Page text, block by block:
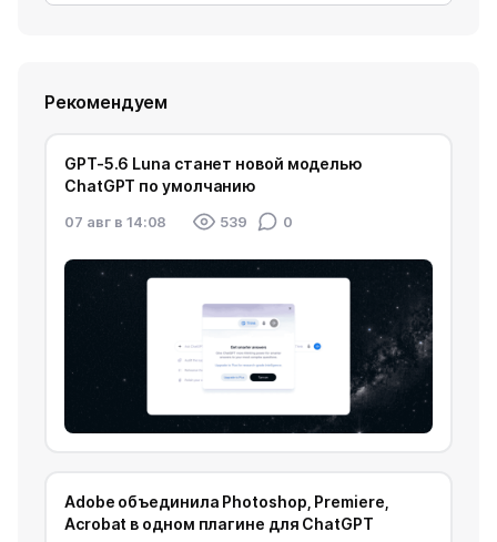
Рекомендуем
GPT-5.6 Luna станет новой моделью
ChatGPT по умолчанию
07 авг в 14:08 539 0
Adobe объединила Photoshop, Premiere,
Acrobat в одном плагине для ChatGPT